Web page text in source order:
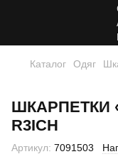
Каталог Одяг
ШКАРПЕТКИ
R3ICH
Артикул: 7091503